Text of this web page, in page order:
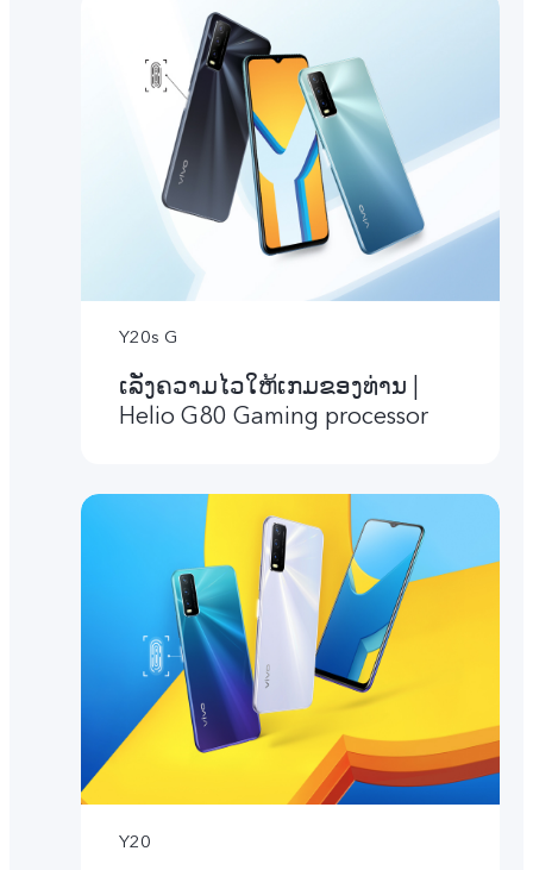
Y20s G
ເລັ່ງຄວາມໄວໃຫ້ເກມຂອງທ່ານ |
Helio G80 Gaming processor
Y20